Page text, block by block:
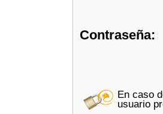
Contraseña:
En caso
usuario